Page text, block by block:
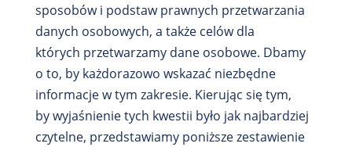
sposobów i podstaw prawnych przetwarzania
danych osobowych, a także celów dla
których przetwarzamy dane osobowe. Dbamy
o to, by każdorazowo wskazać niezbędne
informacje w tym zakresie. Kierując się tym,
by wyjaśnienie tych kwestii było jak najbardziej
czytelne, przedstawiamy poniższe zestawienie